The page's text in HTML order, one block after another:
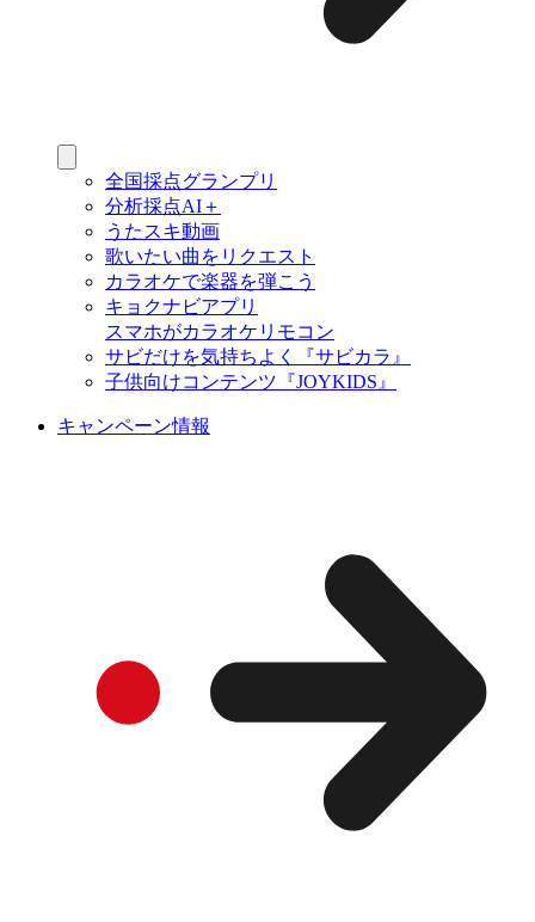
全国採点グランプリ
分析採点AI＋
うたスキ動画
歌いたい曲をリクエスト
カラオケで楽器を弾こう
キョクナビアプリ
スマホがカラオケリモコン
サビだけを気持ちよく『サビカラ』
子供向けコンテンツ『JOYKIDS』
キャンペーン情報